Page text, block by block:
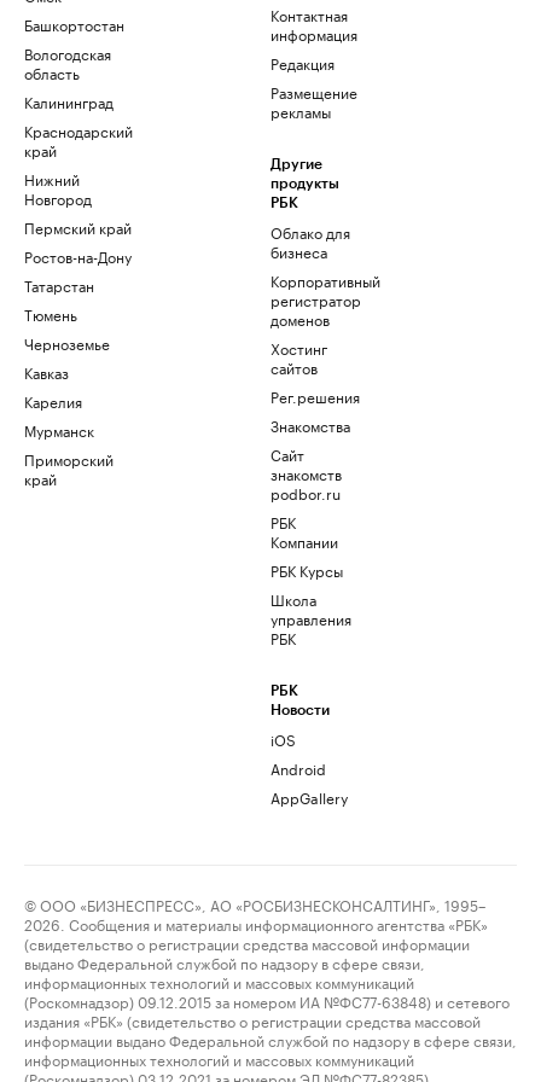
Башкортостан
Вологодская
область
Калининград
Краснодарский
край
Нижний
Новгород
Пермский край
Ростов-на-Дону
Татарстан
Тюмень
Черноземье
Кавказ
Карелия
Мурманск
Приморский
край
Контактная
информация
Редакция
Размещение
рекламы
Другие
продукты
РБК
Облако для
бизнеса
Корпоративный
регистратор
доменов
Хостинг
сайтов
Рег.решения
Знакомства
Сайт
знакомств
podbor.ru
РБК
Компании
РБК Курсы
Школа
управления
РБК
РБК
Новости
iOS
Android
AppGallery
© ООО «БИЗНЕСПРЕСС», АО «РОСБИЗНЕСКОНСАЛТИНГ», 1995–
2026. Сообщения и материалы информационного агентства «РБК»
(свидетельство о регистрации средства массовой информации
выдано Федеральной службой по надзору в сфере связи,
информационных технологий и массовых коммуникаций
(Роскомнадзор) 09.12.2015 за номером ИА №ФС77-63848) и сетевого
издания «РБК» (свидетельство о регистрации средства массовой
информации выдано Федеральной службой по надзору в сфере связи,
информационных технологий и массовых коммуникаций